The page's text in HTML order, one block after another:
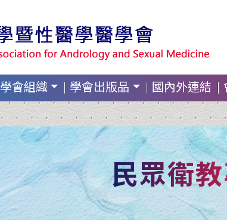
學會組織 學會出版品 國內外連結
民眾衛